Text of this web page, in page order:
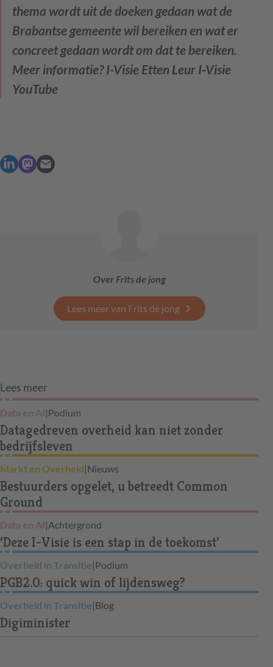
thema wordt uit de doeken gedaan wat de
Brabantse gemeente wil bereiken en wat er
concreet gedaan wordt om dat te bereiken.
Meer informatie?I-Visie Etten Leur I-Visie
YouTube
Over Frits de jong
Lees meer van Frits de jong
Lees meer
Data en AI |Podium
Datagedreven overheid kan niet zonder
bedrijfsleven
Markt en Overheid|Nieuws
Bestuurders opgelet, u betreedt Common
Ground
Data en AI |Achtergrond
‘Deze I-Visie is een stap in de toekomst’
Overheid in Transitie|Podium
PGB2.0: quick win of lijdensweg?
Overheid in Transitie|Blog
Digiminister